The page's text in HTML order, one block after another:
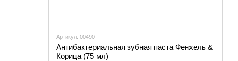
Артикул: 00490
Антибактериальная зубная паста Фенхель &
Корица (75 мл)